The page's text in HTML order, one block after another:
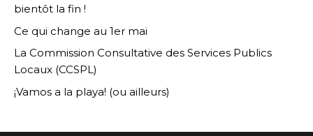
bientôt la fin !
Ce qui change au 1er mai
La Commission Consultative des Services Publics
Locaux (CCSPL)
¡Vamos a la playa! (ou ailleurs)